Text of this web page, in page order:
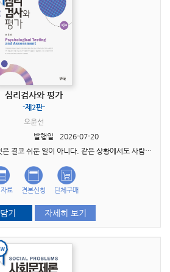
심리검사와 평가
-제2판-
오윤선
발행일
2026-07-20
머리말 사람을 이해한다는 것은 결코 쉬운 일이 아니다. 같은 상황에서도 사람마다 생각하고 느 끼고 행동하는 방식은 서로 다르며, 때로는 자기 자신조차 제대로 이해하지 못한 채 살아가기도 ..
료 견본신청 단체구매
담기 자세히 보기